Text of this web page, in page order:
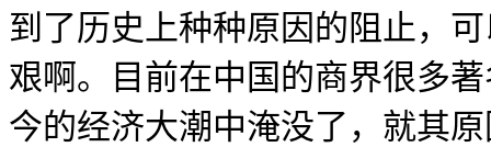
到了历史上种种原因的阻止，
艰啊。目前在中国的商界很多
今的经济大潮中淹没了，就其